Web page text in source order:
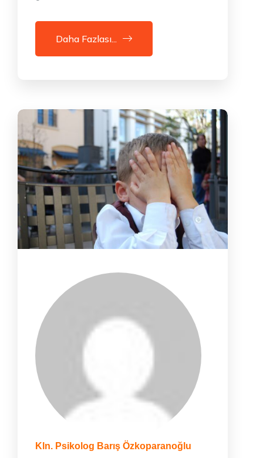
Daha Fazlası...
Kln. Psikolog Barış Özkoparanoğlu